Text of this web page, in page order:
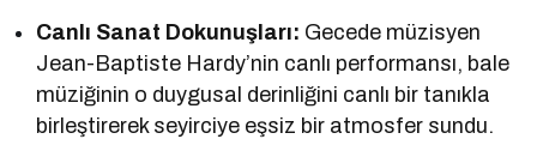
Canlı Sanat Dokunuşları: Gecede müzisyen
Jean-Baptiste Hardy’nin canlı performansı, bale
müziğinin o duygusal derinliğini canlı bir tanıkla
birleştirerek seyirciye eşsiz bir atmosfer sundu.